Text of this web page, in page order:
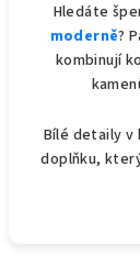
Hledáte
moderně?
kombinují
Bílé detaily v
doplňku,